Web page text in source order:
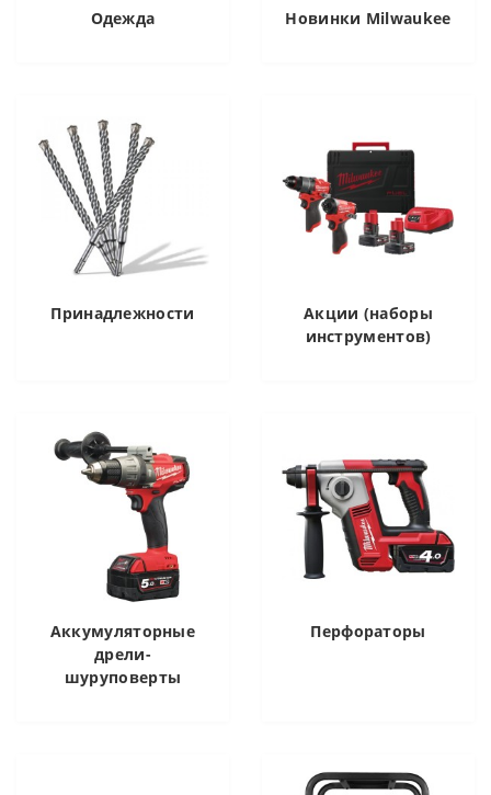
Одежда Новинки Milwaukee
Принадлежности
Акции (наборы
инструментов)
Аккумуляторные
дрели-
шуруповерты
Перфораторы